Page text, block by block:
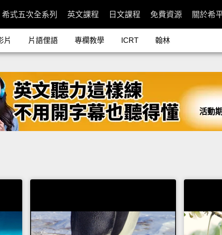
希式五次全系列 英文課程 日文課程 免費資源 關於希
片 片語俚語 專欄教學 ICRT 翰林
活動